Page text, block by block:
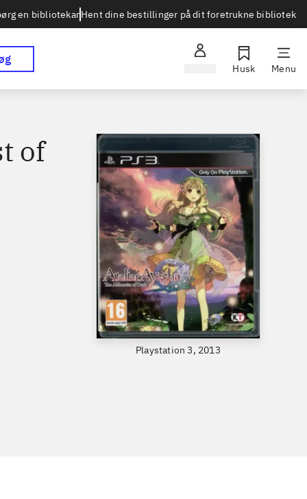
en bibliotekarHent dine bestillinger på dit foretrukne bibliotek
Husk Menu
Playstation 3, 2013
of